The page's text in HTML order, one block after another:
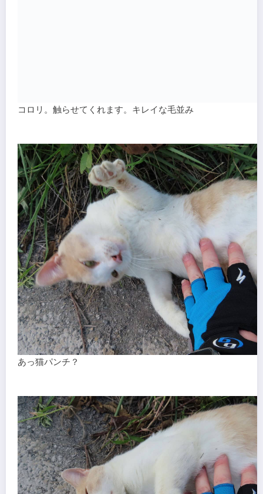
コロリ。触らせてくれます。キレイな毛並み
あっ猫パンチ？